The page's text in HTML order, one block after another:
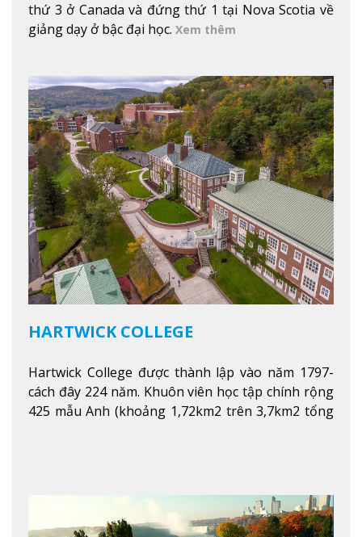
thứ 3 ở Canada và đứng thứ 1 tại Nova Scotia về
giảng dạy ở bậc đại học. Xem thêm
HARTWICK COLLEGE
Hartwick College được thành lập vào năm 1797-
cách đây 224 năm. Khuôn viên học tập chính rộng
425 mẫu Anh (khoảng 1,72km2 trên 3,7km2 tổng